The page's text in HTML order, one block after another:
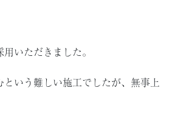
いただきました。
いう難しい施工でしたが、無事上